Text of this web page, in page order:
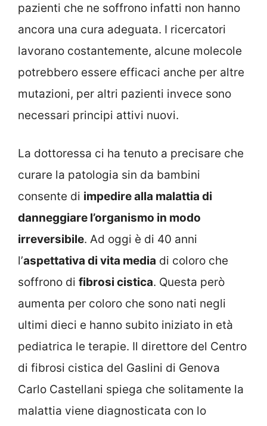
pazienti che ne soffrono infatti non hanno
ancora una cura adeguata. I ricercatori
lavorano costantemente, alcune molecole
potrebbero essere efficaci anche per altre
mutazioni, per altri pazienti invece sono
necessari principi attivi nuovi.
La dottoressa ci ha tenuto a precisare che
curare la patologia sin da bambini
consente di impedire alla malattia di
danneggiare l’organismo in modo
irreversibile. Ad oggi è di 40 anni
l’aspettativa di vita media di coloro che
soffrono di fibrosi cistica. Questa però
aumenta per coloro che sono nati negli
ultimi dieci e hanno subito iniziato in età
pediatrica le terapie. Il direttore del Centro
di fibrosi cistica del Gaslini di Genova
Carlo Castellani spiega che solitamente la
malattia viene diagnosticata con lo